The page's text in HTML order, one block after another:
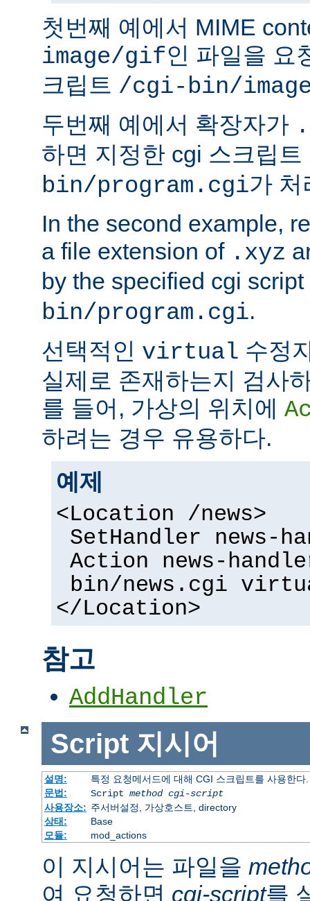
첫번째 예에서 MIME
image/gif인 파일을 요
크립트 /cgi-bin/
두번째 예에서 확장자가
하면 지정한 cgi 스크립트
bin/program.cgi가 처
In the second example,
a file extension of .xyz
by the specified cgi script
bin/program.cgi.
선택적인 virtual 수정
실제로 존재하는지 검사
를 들어, 가상의 위치에
하려는 경우 유용하다.
예제
<Location /news>
SetHandler news-
Action news-
bin/news.cgi
</Location>
참고
AddHandler
Script 지시어
설명:
특정 요청메서드에 대해 CGI 스크립트를 사용한다.
문법:
Script method cgi-script
사용장소: 주서버설정, 가상호스트, directory
상태:
Base
모듈:
mod_actions
이 지시어는 파일을
여 요청하면 cgi-script를